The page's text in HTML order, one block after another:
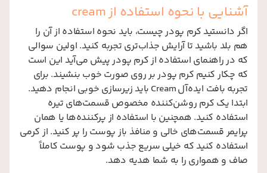
آشنایی با نحوه استفاده از cream
اگر دانستید کرم پودر چیست، باید نحوه استفاده از آن را
هم بلد باشید تا آرایش جذاب‌تری تجربه کنید. اولین سوالی
که در راهنمای استفاده از کرم پودر پیش می‌آید این است
که چکار کنیم کرم پودر بر روی صورت خوب بنشیند. برای
تجربه بافت ایده‌آلCream باید زیرسازی خوبی انجام دهید.
ابتدا یک کرم روشن‌کننده مخصوص قسمت‌های تیره
استفاده کنید. همچنین با استفاده از پرکننده‌ها یا همان
پرایمر قسمت‌های خالی و منافذ باز پوست را پر کنید. از کرمی
استفاده کنید که خیلی سریع جذب شود و پوست کاملاً
صاف و همواری را به شما هدیه دهد.